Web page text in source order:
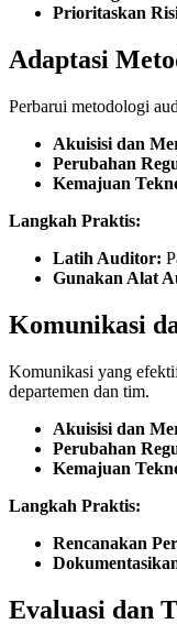
Prioritaskan
Adaptasi
Perbarui metodologi
Akuisisi dan
Perubahan
Kemajuan
Langkah Praktis:
Latih Auditor:
Gunakan Alat
Komunikasi
Komunikasi yang
departemen dan tim.
Akuisisi dan
Perubahan
Kemajuan
Langkah Praktis:
Rencanakan
Evaluasi dan